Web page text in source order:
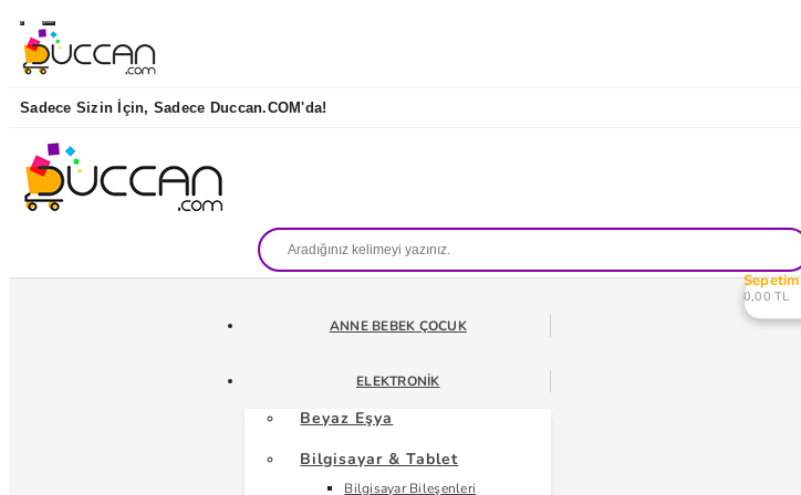
Sadece Sizin İçin, Sadece Duccan.COM'da!
Sepetim
0,00 TL
ANNE BEBEK ÇOCUK
ELEKTRONIK
Beyaz Eşya
Bilgisayar & Tablet
Bilgisayar Bileşenleri